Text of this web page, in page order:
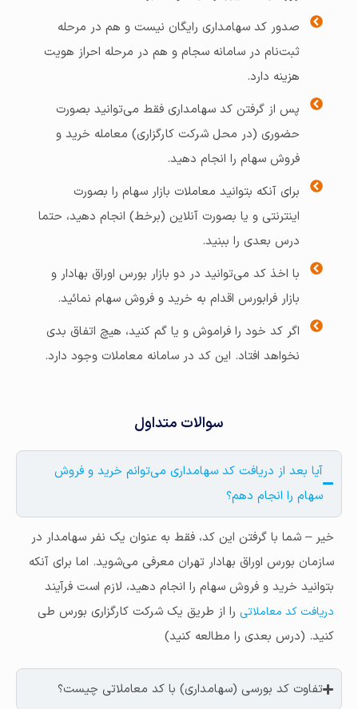
صدور کد سهامداری رایگان نیست و هم در مرحله
ثبت‌نام در سامانه سجام و هم در مرحله احراز هویت
هزینه دارد.
پس از گرفتن کد سهامداری فقط می‌توانید بصورت
حضوری (در محل شرکت کارگزاری) معامله خرید و
فروش سهام را انجام دهید.
برای آنکه بتوانید معاملات بازار سهام را بصورت
اینترنتی و یا بصورت آنلاین (برخط) انجام دهید، حتما
درس بعدی را ببنید.
با اخذ کد می‌توانید در دو بازار بورس اوراق بهادار و
بازار فرابورس اقدام به خرید و فروش سهام نمائید.
اگر کد خود را فراموش و یا گم کنید، هیچ اتفاق بدی
نخواهد افتاد. این کد در سامانه معاملات وجود دارد.
سوالات متداول
آیا بعد از دریافت کد سهامداری می‌توانم خرید و فروش
سهام را انجام دهم؟
خیر – شما با گرفتن این کد، فقط به عنوان یک نفر سهامدار در
سازمان بورس اوراق بهادار تهران معرفی می‌شوید. اما برای آنکه
بتوانید خرید و فروش سهام را انجام دهید، لازم است فرآیند
دریافت کد معاملاتی را از طریق یک شرکت کارگزاری بورس طی
کنید. (درس بعدی را مطالعه کنید)
تفاوت کد بورسی (سهامداری) با کد معاملاتی چیست؟